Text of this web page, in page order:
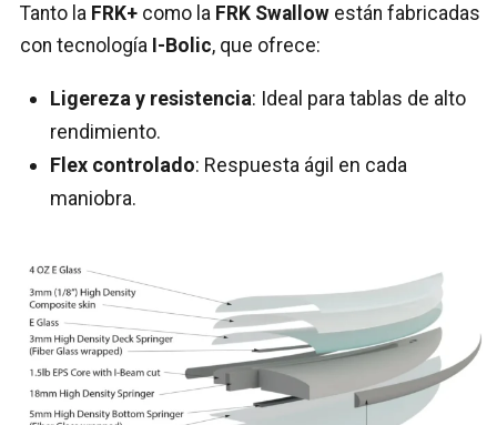
Tanto la FRK+ como la FRK Swallow están fabricadas
con tecnología I-Bolic, que ofrece:
Ligereza y resistencia: Ideal para tablas de alto
rendimiento.
Flex controlado: Respuesta ágil en cada
maniobra.